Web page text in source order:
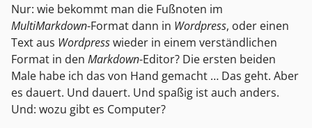
Nur: wie bekommt man die Fußnoten im
MultiMarkdown-Format dann in Wordpress, oder einen
Text aus Wordpresswieder in einem verständlichen
Format in den Markdown-Editor? Die ersten beiden
Male habe ich das von Hand gemacht … Das geht. Aber
es dauert. Und dauert. Und spaßig ist auch anders.
Und: wozu gibt es Computer?